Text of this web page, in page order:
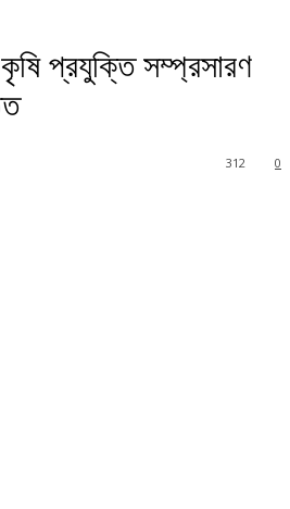
প্রযুক্তি সম্প্রসারণ
0
312